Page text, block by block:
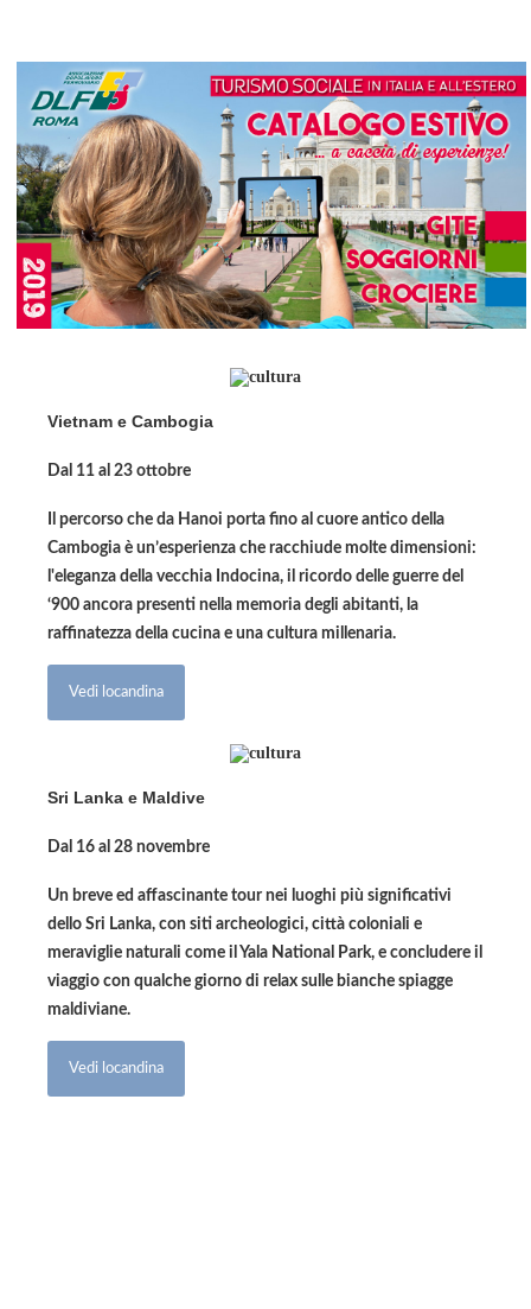
Vietnam e Cambogia
Dal 11 al 23 ottobre
Il percorso che da Hanoi porta fino al cuore antico della
Cambogia è un’esperienza che racchiude molte dimensioni:
l'eleganza della vecchia Indocina, il ricordo delle guerre del
‘900 ancora presenti nella memoria degli abitanti, la
raffinatezza della cucina e una cultura millenaria.
Vedi locandina
Sri Lanka e Maldive
Dal 16 al 28 novembre
Un breve ed affascinante tour nei luoghi più significativi
dello Sri Lanka, con siti archeologici, città coloniali e
meraviglie naturali come il Yala National Park, e concludere il
viaggio con qualche giorno di relax sulle bianche spiagge
maldiviane.
Vedi locandina